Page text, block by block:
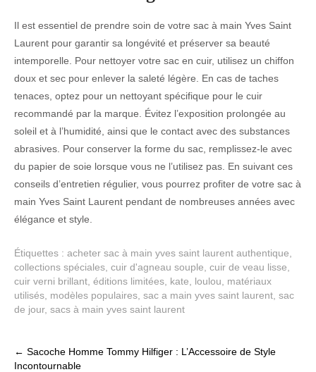
Il est essentiel de prendre soin de votre sac à main Yves Saint
Laurent pour garantir sa longévité et préserver sa beauté
intemporelle. Pour nettoyer votre sac en cuir, utilisez un chiffon
doux et sec pour enlever la saleté légère. En cas de taches
tenaces, optez pour un nettoyant spécifique pour le cuir
recommandé par la marque. Évitez l’exposition prolongée au
soleil et à l’humidité, ainsi que le contact avec des substances
abrasives. Pour conserver la forme du sac, remplissez-le avec
du papier de soie lorsque vous ne l’utilisez pas. En suivant ces
conseils d’entretien régulier, vous pourrez profiter de votre sac à
main Yves Saint Laurent pendant de nombreuses années avec
élégance et style.
Étiquettes : acheter sac à main yves saint laurent authentique
collections spéciales cuir d'agneau souple cuir de veau lisse
cuir verni brillant éditions limitées kate loulou
matériaux
utilisés modèles populaires sac a main yves saint laurent sac
de jour, sacs à main yves saint laurent
Post
← Sacoche Homme Tommy Hilfiger : L’Accessoire de Style
Incontournable